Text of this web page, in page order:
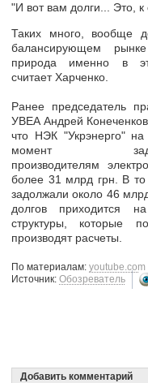
"И вот вам долги... Это,
Таких много, вообще
балансирующем
природа именно в
считает Харченко.
Ранее председатель
УВЕА Андрей
что НЭК "Укрэнерго"
момент
производителям
более 31 млрд грн. В
задолжали около 46
долгов приходится
структуры, которые
производят расчеты.
По материалам: youtube.com
Источник: Обозреватель
Добавить комментарий